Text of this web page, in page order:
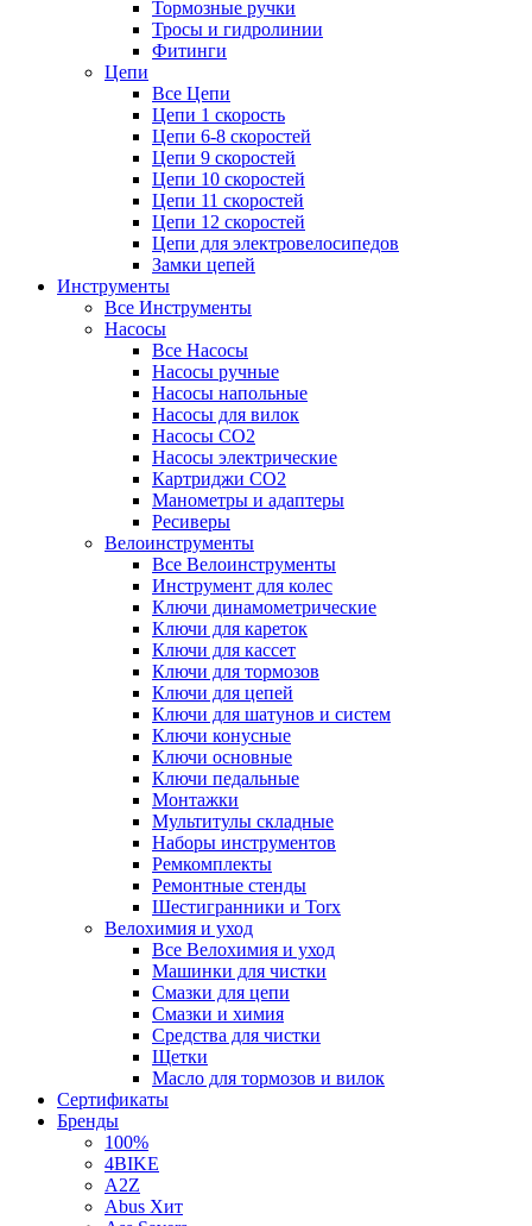
Тормозные ручки
Тросы и гидролинии
Фитинги
Цепи
Все Цепи
Цепи 1 скорость
Цепи 6-8 скоростей
Цепи 9 скоростей
Цепи 10 скоростей
Цепи 11 скоростей
Цепи 12 скоростей
Цепи для электровелосипедов
Замки цепей
Инструменты
Все Инструменты
Насосы
Все Насосы
Насосы ручные
Насосы напольные
Насосы для вилок
Насосы CO2
Насосы электрические
Картриджи CO2
Манометры и адаптеры
Ресиверы
Велоинструменты
Все Велоинструменты
Инструмент для колес
Ключи динамометрические
Ключи для кареток
Ключи для кассет
Ключи для тормозов
Ключи для цепей
Ключи для шатунов и систем
Ключи конусные
Ключи основные
Ключи педальные
Монтажки
Мультитулы складные
Наборы инструментов
Ремкомплекты
Ремонтные стенды
Шестигранники и Torx
Велохимия и уход
Все Велохимия и уход
Машинки для чистки
Смазки для цепи
Смазки и химия
Средства для чистки
Щетки
Масло для тормозов и вилок
Сертификаты
Бренды
100%
4BIKE
A2Z
Abus Хит